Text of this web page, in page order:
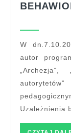
W dn.7.10.2015 r. Tomasz Gubała – profilaktyk,
autor
„Archezja”,
Uzależnienia